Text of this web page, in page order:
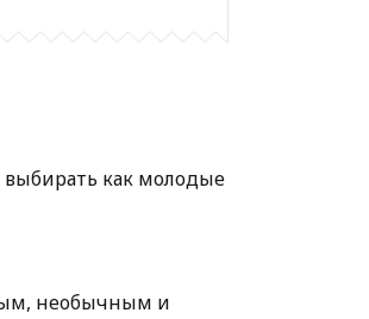
выбирать как молодые
необычным и